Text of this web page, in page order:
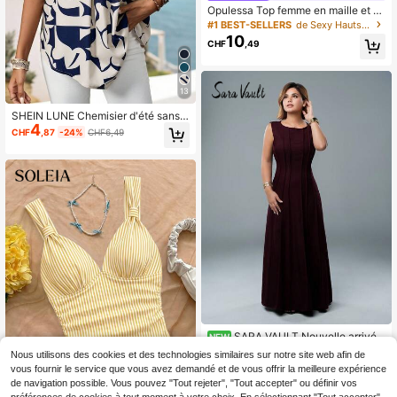
13
SHEIN LUNE Chemisier d'été sans
manches avec encolure en V pour f
emme avec motif géométrique
CHF4 ,87 -24% CHF6,49
Opulessa Top femme en maille et d
entelle couleur unie pour vacances
printemps/été
#1 BEST-SELLERS de Sexy Hauts, chemisiers et t-shirts pour femmes
CHF10 ,49
NEW SARA VAULT Nouvelle arrivée
Robe d'été plissée sans manches d
e style A-line
CHF20,99
Nous utilisons des cookies et des technologies similaires sur notre site web afin de
vous fournir le service que vous avez demandé et de vous offrir la meilleure expérience
de navigation possible. Vous pouvez "Tout rejeter", "Tout accepter" ou définir vos